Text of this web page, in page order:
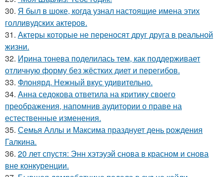
30. Я был в шоке, когда узнал настоящие имена этих
голливудских актеров.
31. Актеры которые не переносят друг друга в реальной
жизни.
32. Ирина тонева поделилась тем, как поддерживает
отличную форму без жёстких диет и перегибов.
33. Флонярд. Нежный вкус удивительно.
34. Анна седокова ответила на критику своего
преображения, напомнив аудитории о праве на
естественные изменения.
35. Семья Аллы и Максима празднует день рождения
Галкина.
36. 20 лет спустя: Энн хэтэуэй снова в красном и снова
вне конкуренции.